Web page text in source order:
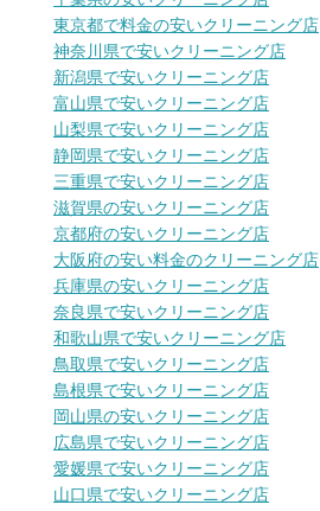
東京都で料金の安いクリーニング店
神奈川県で安いクリーニング店
新潟県で安いクリーニング店
富山県で安いクリーニング店
山梨県で安いクリーニング店
静岡県で安いクリーニング店
三重県で安いクリーニング店
滋賀県の安いクリーニング店
京都府の安いクリーニング店
大阪府の安い料金のクリーニング店
兵庫県の安いクリーニング店
奈良県で安いクリーニング店
和歌山県で安いクリーニング店
鳥取県で安いクリーニング店
島根県で安いクリーニング店
岡山県の安いクリーニング店
広島県で安いクリーニング店
愛媛県で安いクリーニング店
山口県で安いクリーニング店